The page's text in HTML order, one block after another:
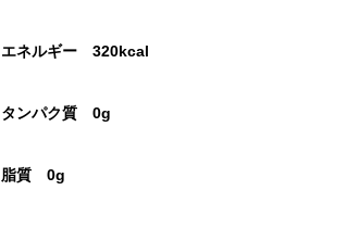
エネルギー 320kcal
タンパク質 0g
脂質 0g